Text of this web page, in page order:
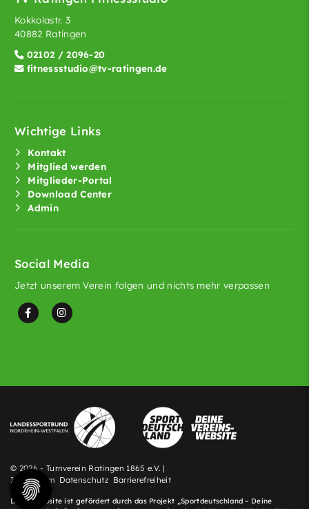
Kokkolastr. 3
40882 Ratingen
02102 / 2096-20
fitnessstudio@tv-ratingen.de
Wichtige Links
Kontakt
Mitglied werden
Mitglieder-Portal
Download Center
Admin
Social Media
Jetzt unserem Verein folgen und nichts mehr verpassen
© 2026 - Turnverein Ratingen 1865 e.V. |
Impressum Datenschutz Barrierefreiheit
Diese Website ist gefördert durch das Projekt „Sportdeutschland – Deine